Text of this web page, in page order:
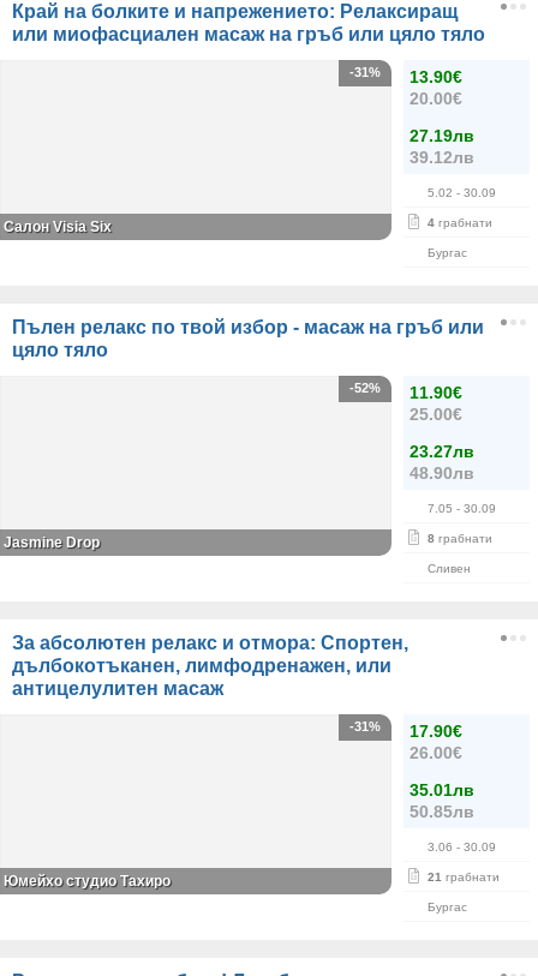
Край на болките и напрежението: Релаксиращ
или миофасциален масаж на гръб или цяло тяло
13.90€
20.00€
27.19лв
39.12лв
5.02 - 30.09
4 грабнати
Бургас
-31%
Салон Visia Six
Пълен релакс по твой избор - масаж на гръб или
цяло тяло
11.90€
25.00€
23.27лв
48.90лв
7.05 - 30.09
8 грабнати
Сливен
-52%
Jasmine Drop
За абсолютен релакс и отмора: Спортен,
дълбокотъканен, лимфодренажен, или
антицелулитен масаж
17.90€
26.00€
35.01лв
50.85лв
3.06 - 30.09
21 грабнати
Бургас
-31%
Юмейхо студио Тахиро